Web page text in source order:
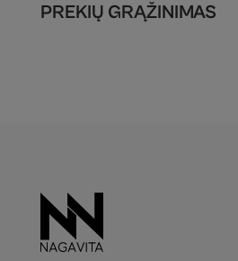
PREKIŲ GRĄŽINIMAS